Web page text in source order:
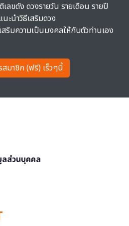
ลขดัง ดวงรายวัน รายเดือน รายปี
ะนำวิธีเสริมดวง
ริมความเป็นมงคลให้กับตัวท่านเอง
มาชิก (ฟรี) เร็วๆนี้
ลส่วนบุคคล